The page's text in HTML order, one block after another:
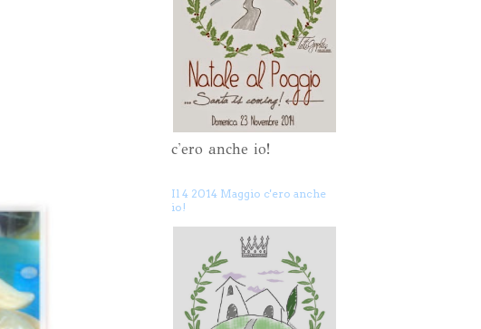
c'ero anche io!
Il 4 2014 Maggio c'ero anche
io!